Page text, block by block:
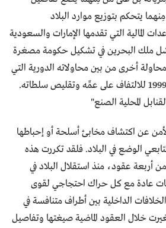
يتحكم بتوزيع موارد البلاد
المالية التي تقدمها الإمارات والسعودية
ملك البحرين في تشكيل حكومة مصغرة
أخرى من بين محاولاته الدورية التي
المحلية الصنع"
عن اكتشاف مخابئ أسلحة أو إحباطها
الوضع في البلاد. فلقد تكررت هذه
من أربعة عقود، منذ استقلال البلاد في
عادة مع كل حراك احتجاجي لقوى
الداخلية بين أطراف متنافسة في
خلال العقود الماضية صيغتها وتفاصيل